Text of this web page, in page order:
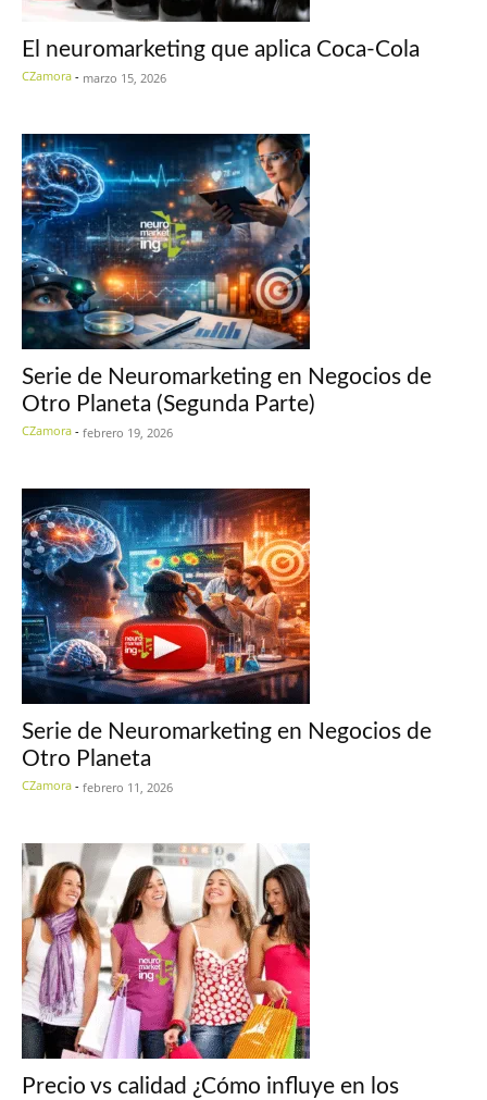
El neuromarketing que aplica Coca-Cola
CZamora - marzo 15, 2026
Serie de Neuromarketing en Negocios de
Otro Planeta (Segunda Parte)
CZamora - febrero 19, 2026
Serie de Neuromarketing en Negocios de
Otro Planeta
CZamora - febrero 11, 2026
Precio vs calidad ¿Cómo influye en los